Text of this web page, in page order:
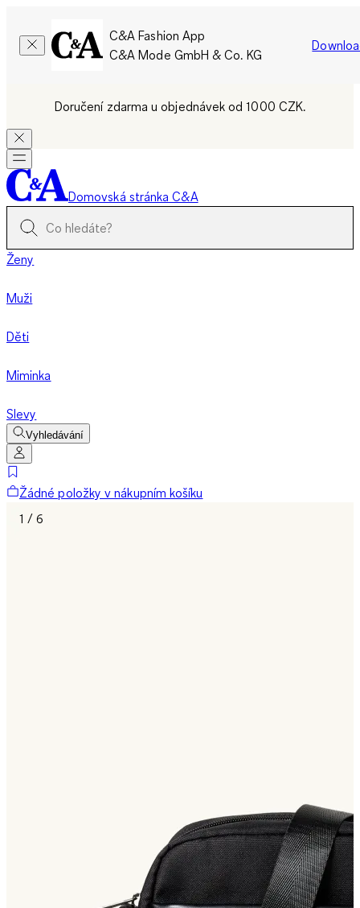
C&A Fashion App
C&A Mode GmbH & Co. KG
Doručení zdarma u objednávek od 1000 CZK.
Domovská stránka C&A
Ženy
Muži
Děti
Miminka
Slevy
Vyhledávání
Žádné položky v nákupním košíku
1 / 6